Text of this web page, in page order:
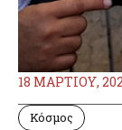
18 ΜΑΡΤΊΟΥ,
Κόσμος